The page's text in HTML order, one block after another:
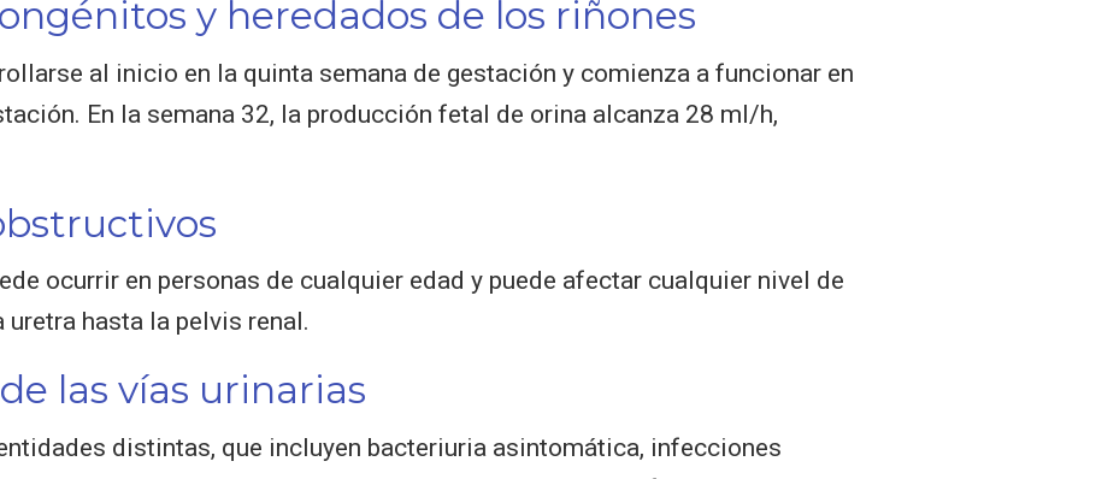
y heredados de los riñones
al inicio en la quinta semana de gestación y comienza a funcionar en
En la semana 32, la producción fetal de orina alcanza 28 ml/h,
ocurrir en personas de cualquier edad y puede afectar cualquier nivel de
hasta la pelvis renal.
las vías urinarias
distintas, que incluyen bacteriuria asintomática, infecciones